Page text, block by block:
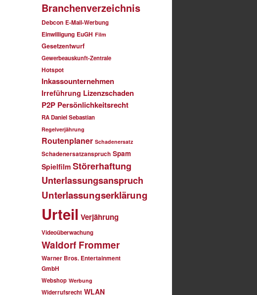
Branchenverzeichnis
Debcon E-Mail-Werbung
Einwilligung EuGH Film
Gesetzentwurf
Gewerbeauskunft-Zentrale
Hotspot
Inkassounternehmen
Irreführung Lizenzschaden
P2P Persönlichkeitsrecht
RA Daniel Sebastian
Regelverjährung
Routenplaner Schadenersatz
Schadenersatzanspruch Spam
Spielfilm Störerhaftung
Unterlassungsanspruch
Unterlassungserklärung
Urteil Verjährung
Videoüberwachung
Waldorf Frommer
Warner Bros. Entertainment
GmbH
Webshop Werbung
Widerrufsrecht WLAN